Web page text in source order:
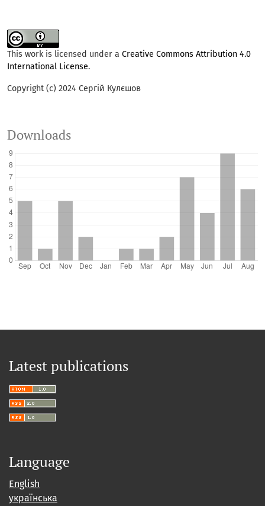
This work is licensed under a Creative Commons Attribution 4.0
International License.
Copyright (c) 2024 Сергій Кулєшов
Downloads
Latest publications
Language
English
українська